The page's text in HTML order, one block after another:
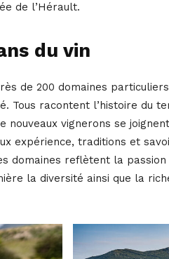
de l’Hérault.
du vin
de 200 domaines
Tous racontent l’histoire du
nouveaux vignerons se
expérience, traditions et
domaines reflètent la
la diversité ainsi que la